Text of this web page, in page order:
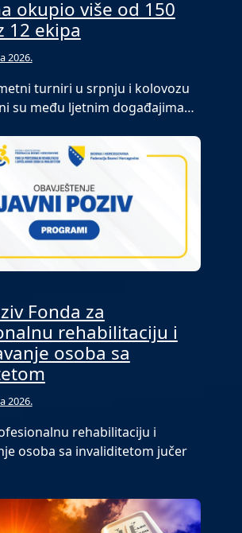
okupio više od 150
12 ekipa
2026.
turniri u srpnju i kolovozu
su među ljetnim događajima…
Fonda za
rehabilitaciju i
osoba sa
2026.
rehabilitaciju i
osoba sa invaliditetom jučer